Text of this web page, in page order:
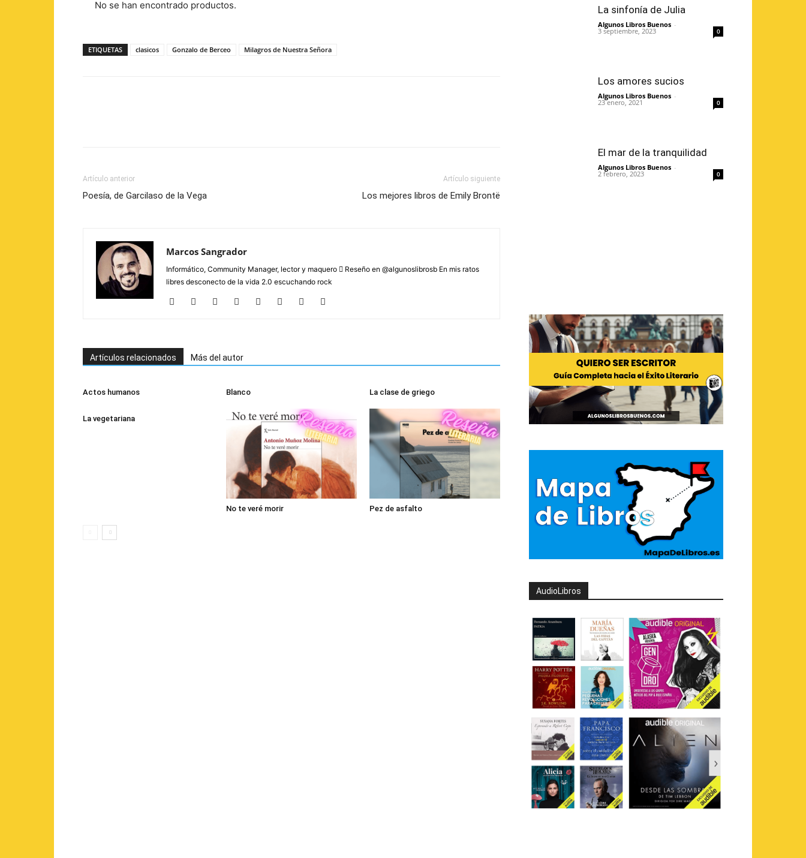
No se han encontrado productos.
ETIQUETAS clasicos Gonzalo de Berceo Milagros de Nuestra Señora
Artículo anterior
Poesía, de Garcilaso de la Vega
Artículo siguiente
Los mejores libros de Emily Brontë
Marcos Sangrador
Informático, Community Manager, lector y maquero  Reseño en @algunoslibrosb En mis ratos
libres desconecto de la vida 2.0 escuchando rock
Artículos relacionados Más del autor
Actos humanos Blanco La clase de griego
La vegetariana
No te veré morir Pez de asfalto
La sinfonía de Julia
Algunos Libros Buenos -
3 septiembre, 2023 0
Los amores sucios
Algunos Libros Buenos -
23 enero, 2021 0
El mar de la tranquilidad
Algunos Libros Buenos -
2 febrero, 2023 0
AudioLibros